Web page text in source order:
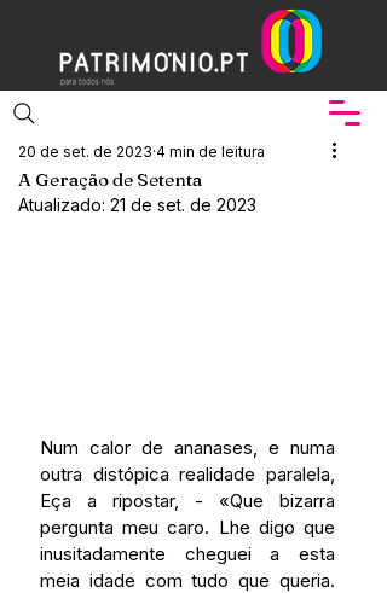
A Geração de Setenta
20 de set. de 2023 4 min de leitura
Atualizado: 21 de set. de 2023
Num calor de ananases, e numa
outra distópica realidade paralela,
Eça a ripostar, - «Que bizarra
pergunta meu caro. Lhe digo que
inusitadamente cheguei a esta
meia idade com tudo que queria.